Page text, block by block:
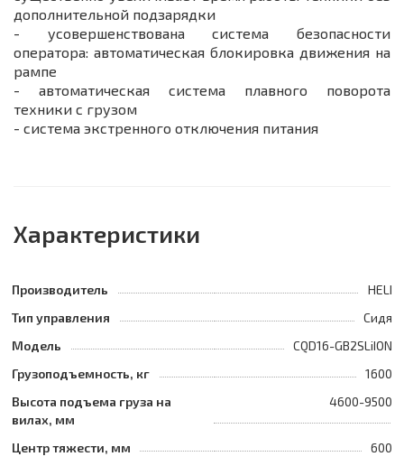
дополнительной подзарядки
- усовершенствована система безопасности
оператора: автоматическая блокировка движения на
рампе
- автоматическая система плавного поворота
техники с грузом
- система экстренного отключения питания
Характеристики
Производитель
HELI
Тип управления
Сидя
Модель
CQD16-GB2SLiION
Грузоподъемность, кг
1600
Высота подъема груза на
вилах, мм
4600-9500
Центр тяжести, мм
600